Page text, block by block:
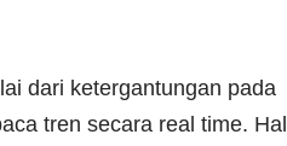
dari ketergantungan pada
tren secara real time. Hal